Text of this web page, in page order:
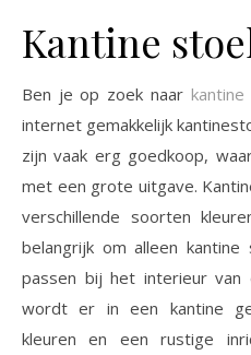
Kantine
Ben je op zoek naar
internet gemakkelijk
zijn vaak erg goedkoop,
met een grote uitgave.
verschillende soorten
belangrijk om alleen
passen bij het interieur van
wordt er in een kantine
kleuren en een rustige